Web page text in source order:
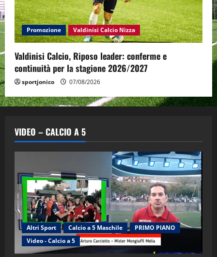
Promozione Valdinisi Calcio Nizza
Valdinisi Calcio, Riposo leader: conferme e
continuità per la stagione 2026/2027
sportjonico 07/08/2026
VIDEO – CALCIO A 5
Altri Sport Calcio a 5 Maschile
PRIMO PIANO
Video - Calcio a 5